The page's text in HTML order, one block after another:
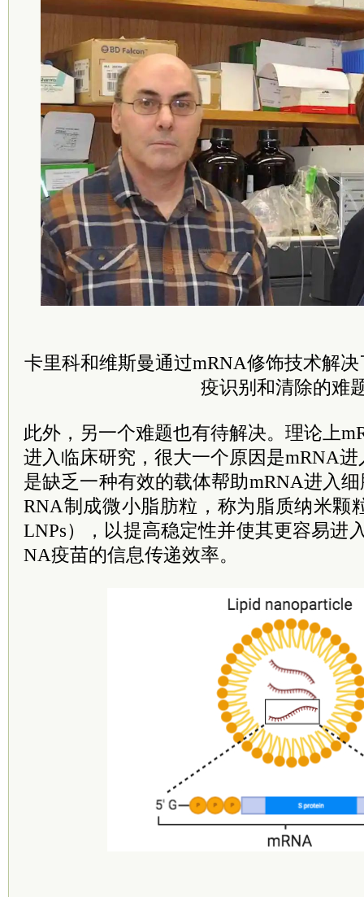
卡里科和维斯曼通过mRNA修饰技术解
疫识别和清除的难
此外，另一个难题也有待解决。理论上
进入临床研究，很大一个原因是mRNA
是缺乏一种有效的载体帮助mRNA进入
RNA制成微小脂肪粒，称为脂质纳米颗
LNPs），以提高稳定性并使其更容易进
NA疫苗的信息传递效率。